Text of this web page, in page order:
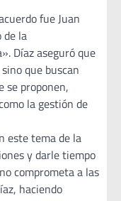
fue Juan
de la
Díaz aseguró que
que buscan
se proponen,
la gestión de
este tema de la
y darle tiempo
comprometa a las
haciendo